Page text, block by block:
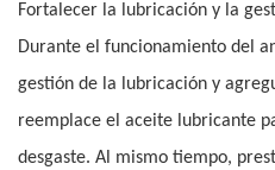
Fortalecer la lubricación y la
Durante el funcionamiento del
gestión de la lubricación y
reemplace el aceite lubricante
desgaste. Al mismo tiempo,